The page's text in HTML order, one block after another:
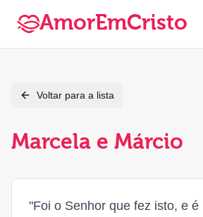
AmorEmCristo
Voltar para a lista
Marcela e Márcio
"Foi o Senhor que fez isto, e é